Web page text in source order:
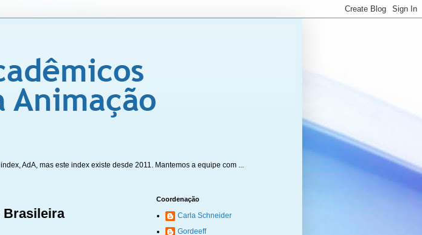
AdA, mas este index existe desde 2011. Mantemos a equipe com ...
Brasileira
Coordenação
Carla Schneider
Gordeeff